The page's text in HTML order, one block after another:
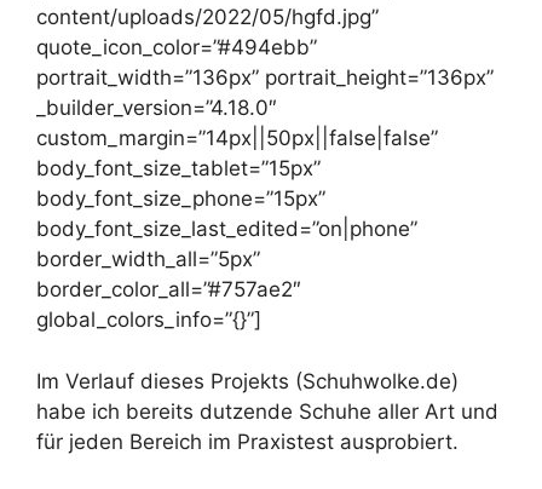
content/uploads/2022/05/hgfd.jpg”
quote_icon_color=”#494ebb”
portrait_width=”136px” portrait_height=”136px”
_builder_version=”4.18.0″
custom_margin=”14px||50px||false|false”
body_font_size_tablet=”15px”
body_font_size_phone=”15px”
body_font_size_last_edited=”on|phone”
border_width_all=”5px”
border_color_all=”#757ae2″
global_colors_info=”{}”]
Im Verlauf dieses Projekts (Schuhwolke.de)
habe ich bereits dutzende Schuhe aller Art und
für jeden Bereich im Praxistest ausprobiert.